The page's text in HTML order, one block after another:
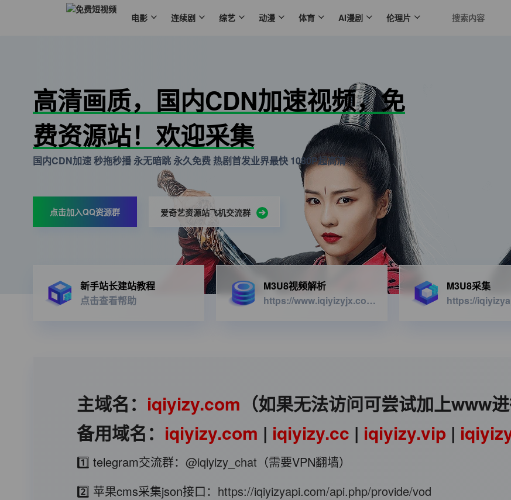
电影 连续剧 综艺 动漫 体育 AI漫剧 伦理片
高清画质，国内CDN加速视频，免
费资源站！欢迎采集
国内CDN加速 秒拖秒播 永无暗跳 永久免费 热剧首发业界最快 1080P超高清
点击加入QQ资源群 爱奇艺资源站飞机交流群
新手站长建站教程
点击查看帮助
M3U8视频解析
https://www.iqiyizyjx.com/?url=
M3U8采集
主域名： iqiyizy.com （如果无法访问可尝试加上www进
备用域名： iqiyizy.com | iqiyizy.cc | iqiyizy.vip |
1️⃣ telegram交流群： @iqiyizy_chat （需要VPN翻墙）
2️⃣ 苹果cms采集json接口： https://iqiyizyapi.com/api.php/provide/vod